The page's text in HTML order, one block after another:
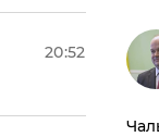
20:52